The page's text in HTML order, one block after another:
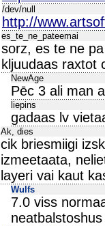
/dev/null
http://
es_te_ne_pateemai
sorz, es te ne
kljuudaas raxtot
NewAge
Pēc 3 ali man
liepins
gadaas lv
Ak, dies
cik briesmiigi
izmeetaata,
layeri vai kaut
Wulfs
7.0 viss